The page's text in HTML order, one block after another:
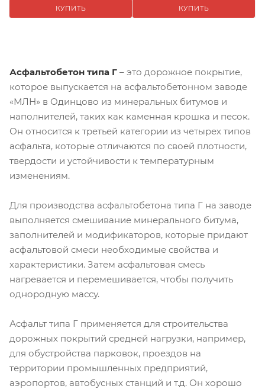
КУПИТЬ КУПИТЬ
Асфальтобетон типа Г – это дорожное покрытие,
которое выпускается на асфальтобетонном заводе
«МЛН» в Одинцово из минеральных битумов и
наполнителей, таких как каменная крошка и песок.
Он относится к третьей категории из четырех типов
асфальта, которые отличаются по своей плотности,
твердости и устойчивости к температурным
изменениям.
Для производства асфальтобетона типа Г на заводе
выполняется смешивание минерального битума,
заполнителей и модификаторов, которые придают
асфальтовой смеси необходимые свойства и
характеристики. Затем асфальтовая смесь
нагревается и перемешивается, чтобы получить
однородную массу.
Асфальт типа Г применяется для строительства
дорожных покрытий средней нагрузки, например,
для обустройства парковок, проездов на
территории промышленных предприятий,
аэропортов, автобусных станций и т.д. Он хорошо